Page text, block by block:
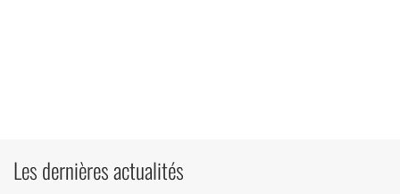
Les dernières actualités